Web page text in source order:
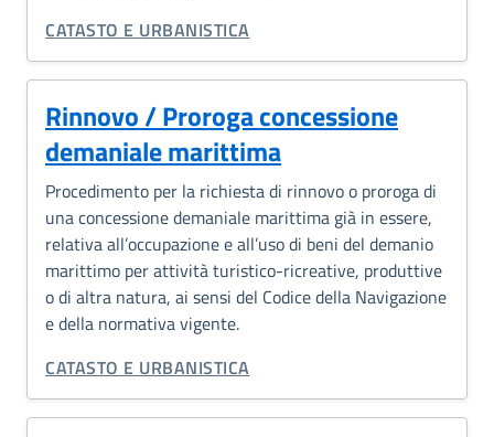
CATEGORIA CORRELATA:
CATASTO E URBANISTICA
Rinnovo / Proroga concessione
demaniale marittima
Procedimento per la richiesta di rinnovo o proroga di
una concessione demaniale marittima già in essere,
relativa all’occupazione e all’uso di beni del demanio
marittimo per attività turistico-ricreative, produttive
o di altra natura, ai sensi del Codice della Navigazione
e della normativa vigente.
CATEGORIA CORRELATA:
CATASTO E URBANISTICA